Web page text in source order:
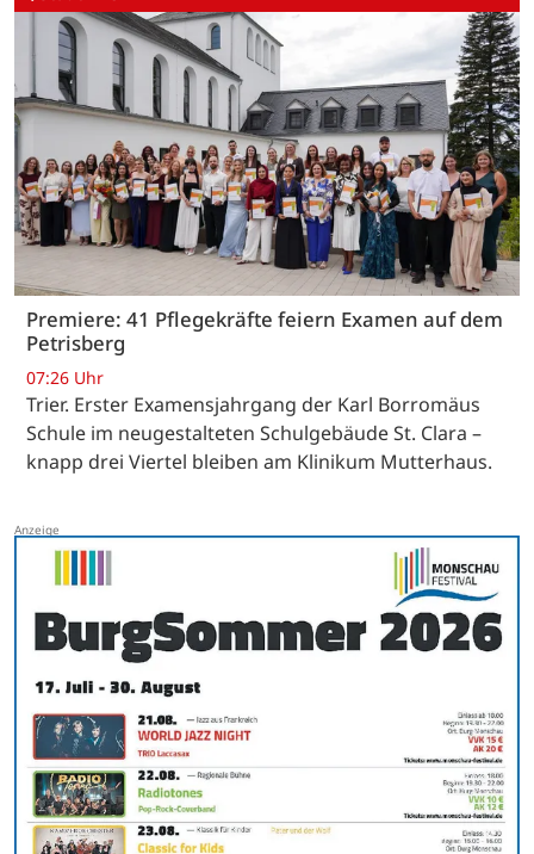
Premiere: 41 Pflegekräfte feiern Examen auf dem
Petrisberg
07:26 Uhr
Trier. Erster Examensjahrgang der Karl Borromäus
Schule im neugestalteten Schulgebäude St. Clara –
knapp drei Viertel bleiben am Klinikum Mutterhaus.